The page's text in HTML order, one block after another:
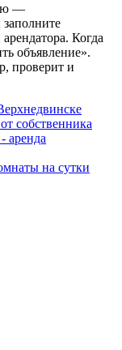
—
Когда
объявление».
проверит и
собственника
аренда
на сутки